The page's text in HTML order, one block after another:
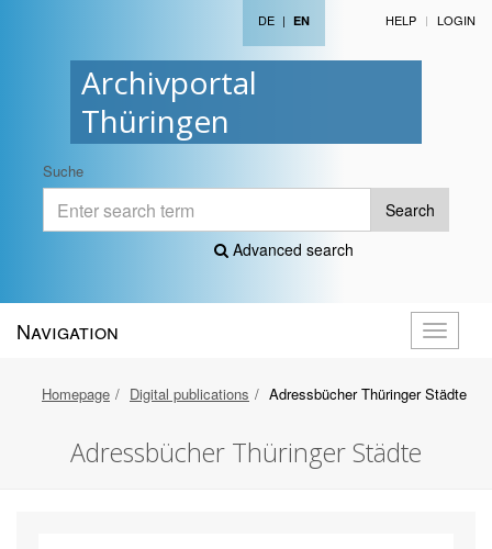
Archivportal
Thüringen
DE | EN HELP LOGIN
Suche
Search
Advanced search
Toggle
Navigation
Homepage Digital publications Adressbücher Thüringer Städte
Adressbücher Thüringer Städte